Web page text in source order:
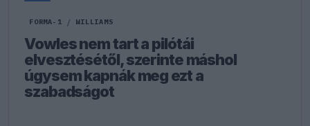
FORMA-1 / WILLIAMS
Vowles nem tart a pilótái
elvesztésétől, szerinte máshol
úgysem kapnák meg ezt a
szabadságot